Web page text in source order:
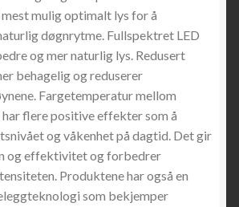
mulig optimalt lys for å
døgnrytme. Fullspektret LED
og mer naturlig lys. Redusert
behagelig og reduserer
Fargetemperatur mellom
flere positive effekter som å
og våkenhet på dagtid. Det gir
og effektivitet og forbedrer
Produktene har også en
som bekjemper